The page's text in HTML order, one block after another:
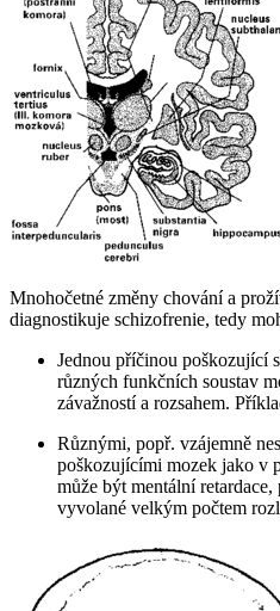
Mnohočetné změny chování a
diagnostikuje schizofrenie, tedy
Jednou příčinou poškozující
různých funkčních soustav
závažností a rozsahem.
Různými, popř. vzájemně
poškozujícími mozek jako v
může být mentální
vyvolané velkým počtem